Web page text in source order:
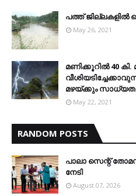
പത്ത് ജില്ലകളില്‍
May 26, 2021
മണിക്കൂറിൽ 40
മഴയ്ക്കും സാധ്യത.
May 22, 2021
RANDOM POSTS
പാലാ സെന്റ്
നേടി
August 07, 2026